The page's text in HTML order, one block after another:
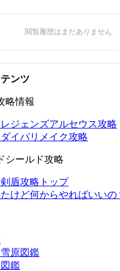
ンツ
略情報
ジェンズアルセウス攻略
イパリメイク攻略
シールド攻略
盾攻略トップ
けど何からやればいいの
原図鑑
鑑